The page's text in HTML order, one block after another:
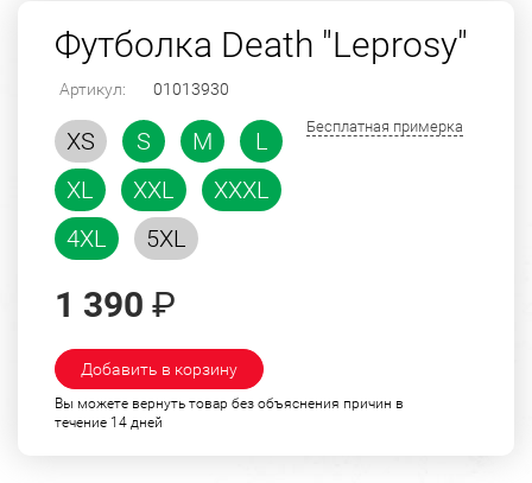
Футболка Death "Leprosy"
Артикул: 01013930
XS S M
L
XL
XXL
XXXL
4XL
5XL
Бесплатная примерка
1 390 ₽
Добавить в корзину
Вы можете вернуть товар без объяснения причин в
течение 14 дней